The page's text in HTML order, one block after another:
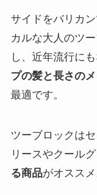
サイドをバリカ
カルな大人のツ
し、近年流行に
プの髪と長さの
最適です。
ツーブロックは
リースやクール
る商品がオススメ